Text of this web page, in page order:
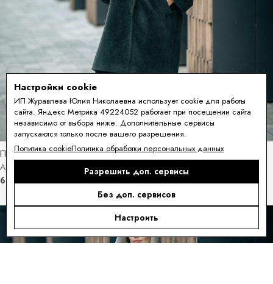
Полупальто из шерсти сури альпака с капюшоном кобра
Артикул: LT1633К
69 900
Настройки cookie
ИП Журавлева Юлия Николаевна использует cookie для работы
сайта. Яндекс Метрика 49224052 работает при посещении сайта
независимо от выбора ниже. Дополнительные сервисы
запускаются только после вашего разрешения.
Политика cookieПолитика обработки персональных данных
Разрешить доп. сервисы
Без доп. сервисов
Настроить